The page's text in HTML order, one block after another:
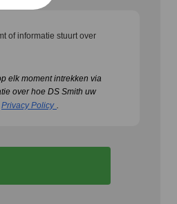
of informatie stuurt over
elk moment intrekken via
over hoe DS Smith uw
Privacy Policy .